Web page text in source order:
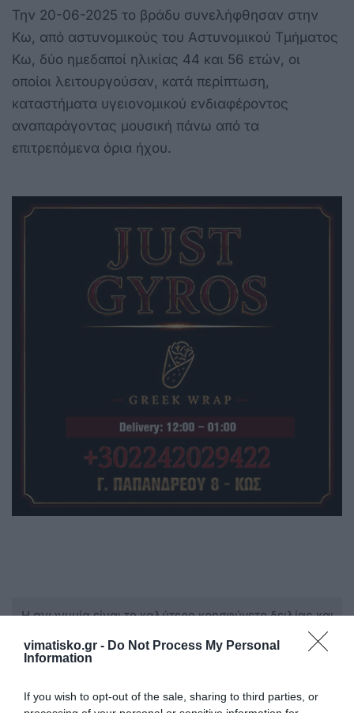
vimatisko.gr - Do Not Process My Personal
Information
If you wish to opt-out of the sale, sharing to third parties, or
Την 20-06-2025 το βράδυ συνελήφθησαν στην
Κω, από αστυνομικούς του Αστυνομικού Τμήματος
Κω, δύο ημεδαποί ηλικίας 44 και 56 ετών, οι
οποίοι λειτουργούσαν, κατά περίπτωση,
καταστήματα υγειονομικού ενδιαφέροντος
αναπαράγοντας μουσική πάνω από τα
επιτρεπόμενα όρια ήχου.
Η ανωνυμία είναι το καλύτερο κρησφύγετο δειλίας και